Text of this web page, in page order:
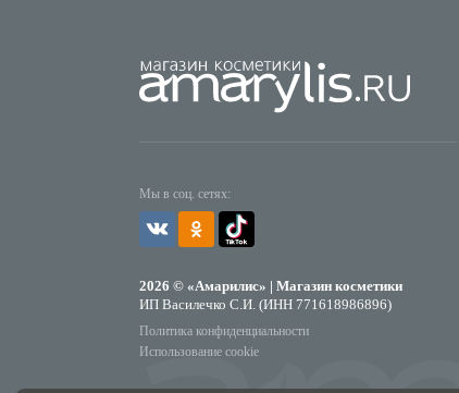
Мы в соц. сетях:
2026 © «Амарилис» | Магазин косметики
ИП Василечко С.И. (ИНН 771618986896)
Политика конфиденциальности
Использование cookie